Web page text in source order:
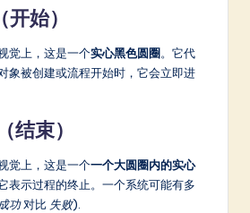
始）
觉上，这是一个实心黑色圆圈。它代
象被创建或流程开始时，它会立即进
结束）
觉上，这是一个一个大圆圈内的实心
表示过程的终止。一个系统可能有多
成功对比 失败).